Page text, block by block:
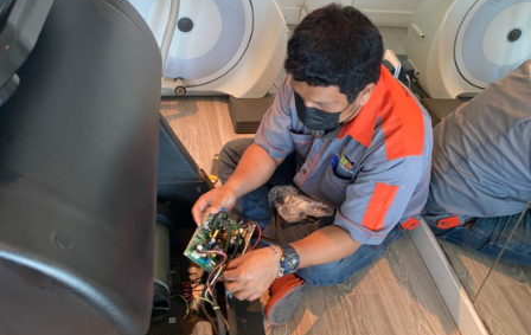
เปลี่ยน
สายพาน
ลู่
วิ่ง